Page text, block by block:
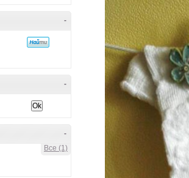
-
-
-
Все (1)